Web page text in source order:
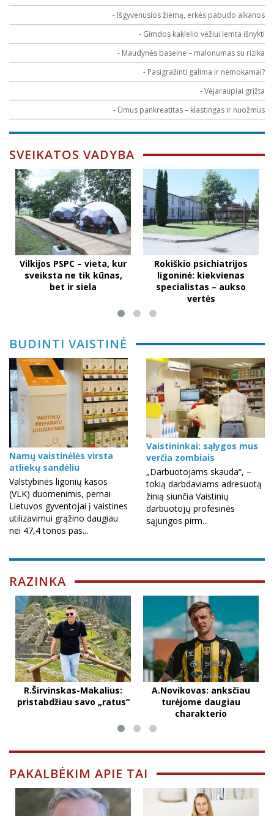
- Išgyvenusios žiemą, erkės pabudo alkanos
- Gimdos kaklelio vėžiui lemta išnykti
- Maudynės baseine – malonumas su rizika
- Pasigražinti galima ir nemokamai?
- Vėjaraupiai grįžta
- Ūmus pankreatitas – klastingas ir nuožmus
SVEIKATOS VADYBA
Vilkijos PSPC – vieta, kur
sveiksta ne tik kūnas,
bet ir siela
Rokiškio psichiatrijos
ligoninė: kiekvienas
specialistas – aukso
vertės
BUDINTI VAISTINĖ
Namų vaistinėlės virsta
atliekų sandėliu
Valstybinės ligonių kasos
(VLK) duomenimis, pernai
Lietuvos gyventojai į vaistines
utilizavimui grąžino daugiau
nei 47,4 tonos pas...
Vaistininkai: sąlygos mus
verčia zombiais
„Darbuotojams skauda“, –
tokią darbdaviams adresuotą
žinią siunčia Vaistinių
darbuotojų profesinės
sąjungos pirm...
RAZINKA
R.Širvinskas-Makalius:
pristabdžiau savo „ratus“
A.Novikovas: anksčiau
turėjome daugiau
charakterio
PAKALBĖKIM APIE TAI